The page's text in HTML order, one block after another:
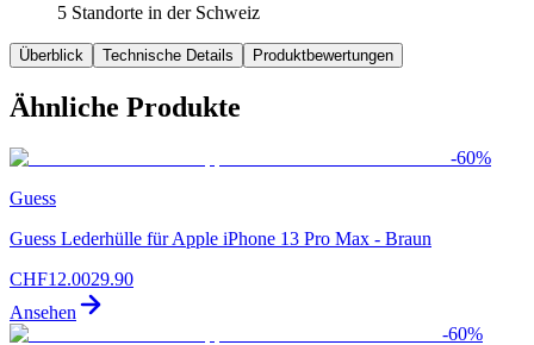
5 Standorte in der Schweiz
Überblick Technische Details Produktbewertungen
Ähnliche Produkte
-60%
Guess
Guess Lederhülle für Apple iPhone 13 Pro Max - Braun
CHF12.0029.90
Ansehen
-60%